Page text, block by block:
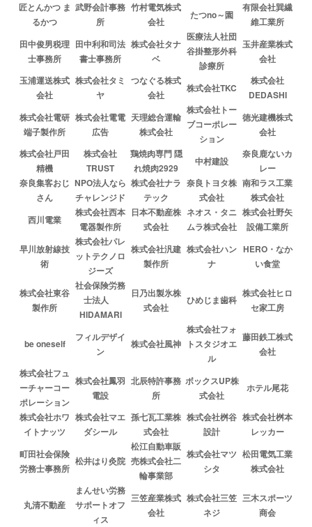
匠とんかつ ま
るかつ
武野会計事務
所
竹村電気株式
会社
たつno～園
有限会社巽繊
維工業所
田中俊男税理
士事務所
田中利和司法
書士事務所
株式会社タナ
ベ
医療法人社団
谷掛整形外科
診療所
玉井産業株式
会社
玉浦運送株式
会社
株式会社タミ
ヤ
つなぐる株式
会社
株式会社TKC
株式会社
DEDASHI
株式会社電研
端子製作所
株式会社電電
広告
天理総合運輸
株式会社
株式会社トー
ブコーポレー
ション
徳光建機株式
会社
株式会社戸田
精機
株式会社
TRUST
鶏焼肉専門 隠
れ焼肉2929
中村建設
奈良鹿ないカ
レー
奈良集客おじ
さん
NPO法人なら
チャレンジド
株式会社ナラ
テック
奈良トヨタ株
式会社
南和ラス工業
株式会社
西川電業
株式会社西本
電器製作所
日本不動産株
式会社
ネオス・タニ
ムラ株式会社
株式会社野矢
設備工業所
早川放射線技
術
株式会社パレ
ットテクノロ
ジーズ
株式会社汎建
製作所
株式会社ハン
ナ
HERO・なか
い食堂
株式会社東谷
製作所
社会保険労務
士法人
HIDAMARI
日乃出製氷株
式会社
ひめじま歯科
株式会社ヒロ
セ家工房
be oneself
フィルデザイ
ン
株式会社風神
株式会社フォ
トスタジオエ
ル
藤田鉄工株式
会社
株式会社フュ
ーチャーコー
ポレーション
株式会社鳳羽
電設
北辰特許事務
所
ボックスUP株
式会社
ホテル尾花
株式会社ホワ
イトナッツ
株式会社マエ
ダシール
孫七瓦工業株
式会社
株式会社桝谷
設計
株式会社桝本
レッカー
町田社会保険
労務士事務所
松井はり灸院
松江自動車販
売株式会社二
輪事業部
株式会社マツ
シタ
松田電気工業
株式会社
丸清不動産
まんせい労務
サポートオフ
ィス
三笠産業株式
会社
株式会社三笠
ネジ
三木スポーツ
商会